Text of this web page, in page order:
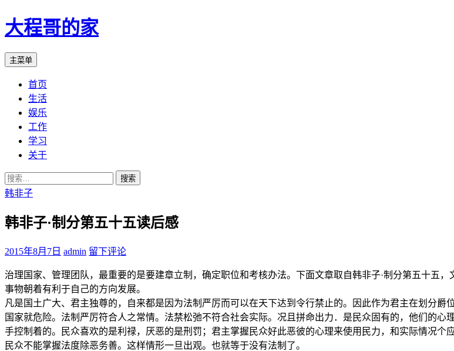
大程哥的家
搜
主菜单
正
文
首页
生活
娱乐
工作
学习
关于
搜
索：
韩非子
韩非子·制分第五十五读后感
2015年8月7日 admin 留下评论
治理国家、管理团队，最重要的是要建章立制，确定职位和考核办法。下面文章取自韩非子·制分第五十五
事物朝着有利于自己的方向发展。
凡是国土广大、君主独尊的，自来都是因为法制严厉而可以在天下达到令行禁止的。因此作为君主在划分爵
国家就危险。法制严厉符合人之常情。法禁松弛不符合社会实际。况且拼命出力．是民众固有的，他们的
手控制着的。民众喜欢的是利禄，厌恶的是刑罚；君主掌握民众好此恶彼的心理来使用民力，和实际情况
民众不能掌握法度除恶务善。这样情形一旦出观。也就等于没有法制了。